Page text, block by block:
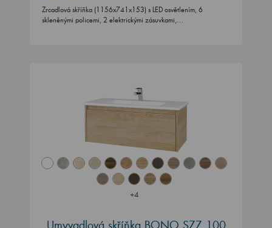
Zrcadlová skříňka (1156x741x153) s LED osvětlením, 6
skleněnými policemi, 2 elektrickými zásuvkami,…
+4
Umyvadlová skříňka BONO SZZ 100